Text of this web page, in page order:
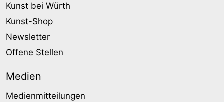
Kunst bei Würth
Kunst-Shop
Newsletter
Offene Stellen
Medien
Medienmitteilungen